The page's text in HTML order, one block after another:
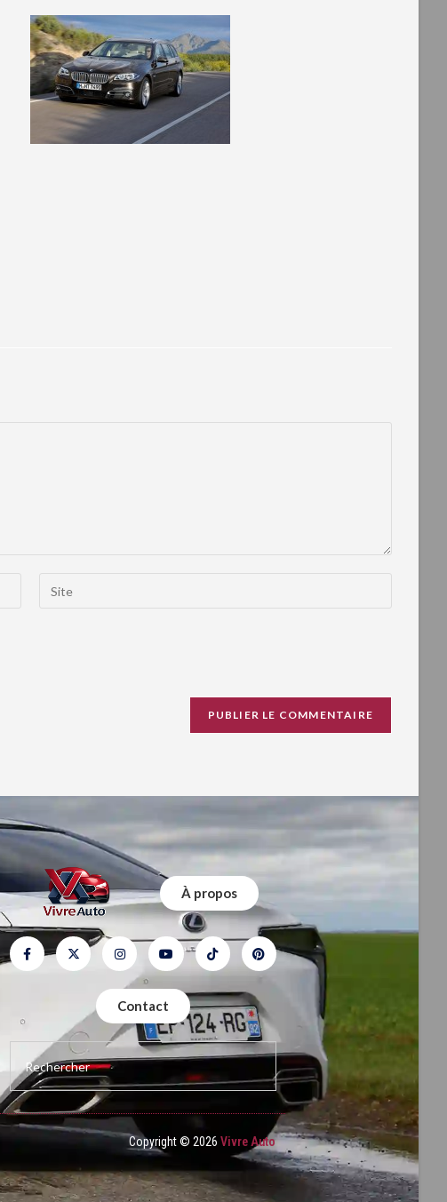
À propos
Contact
Copyright © 2026Vivre Auto